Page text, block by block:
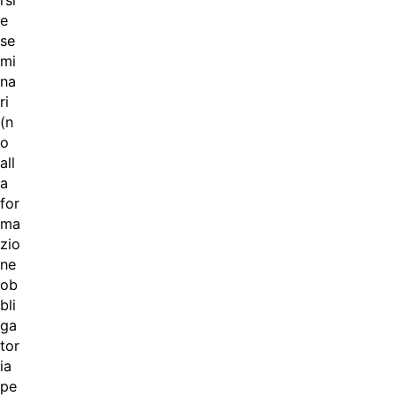
e
se
mi
na
ri
(n
o
all
a
for
ma
zio
ne
ob
bli
ga
tor
ia
pe